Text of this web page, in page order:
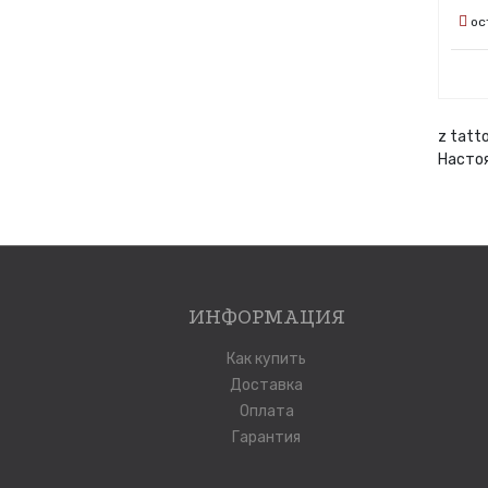
z
ИНФОРМАЦИЯ
Как купить
Доставка
Оплата
Гарантия